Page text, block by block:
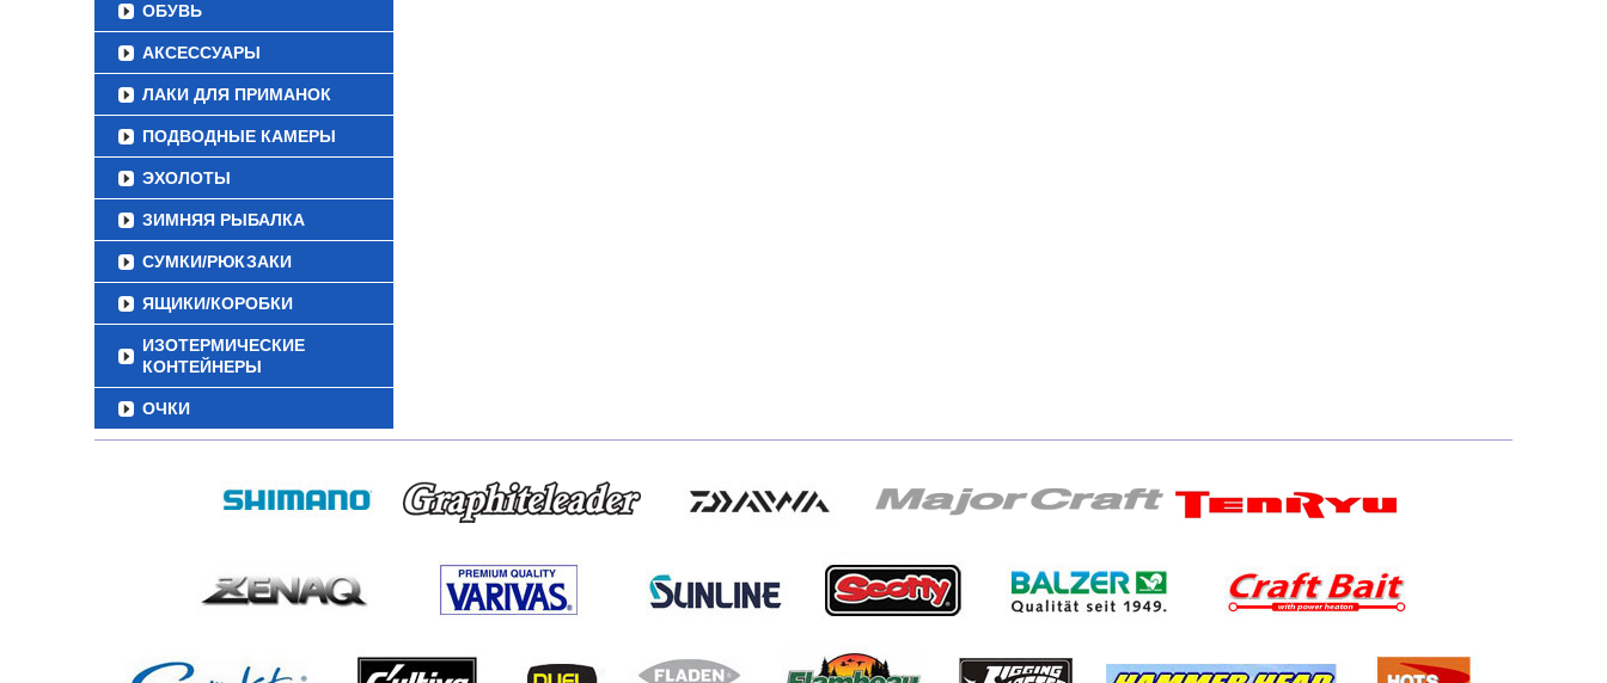
ОБУВЬ
АКСЕССУАРЫ
ЛАКИ ДЛЯ ПРИМАНОК
ПОДВОДНЫЕ КАМЕРЫ
ЭХОЛОТЫ
ЗИМНЯЯ РЫБАЛКА
СУМКИ/РЮКЗАКИ
ЯЩИКИ/КОРОБКИ
ИЗОТЕРМИЧЕСКИЕ
КОНТЕЙНЕРЫ
ОЧКИ